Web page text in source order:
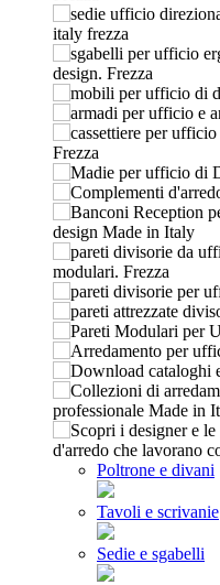
Poltrone e divani
Tavoli e scrivanie
Sedie e sgabelli